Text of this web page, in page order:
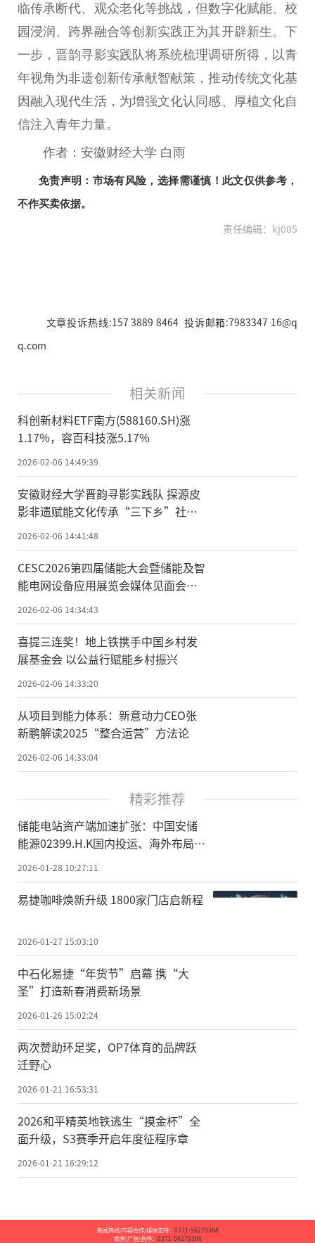
临传承断代、观众老化等挑战，但数字化赋能、校
园浸润、跨界融合等创新实践正为其开辟新生。下
一步，晋韵寻影实践队将系统梳理调研所得，以青
年视角为非遗创新传承献智献策，推动传统文化基
因融入现代生活，为增强文化认同感、厚植文化自
信注入青年力量。
作者：安徽财经大学 白雨
免责声明：市场有风险，选择需谨慎！此文仅供参考，
不作买卖依据。
责任编辑：kj005
文章投诉热线:157 3889 8464 投诉邮箱:7983347 16@q
q.com
相关新闻
科创新材料ETF南方(588160.SH)涨
1.17%，容百科技涨5.17%
2026-02-06 14:49:39
安徽财经大学晋韵寻影实践队 探源皮
影非遗赋能文化传承“三下乡”社会
实践
2026-02-06 14:41:48
CESC2026第四届储能大会暨储能及智
能电网设备应用展览会媒体见面会在
京举行
2026-02-06 14:34:43
喜提三连奖！地上铁携手中国乡村发
展基金会 以公益行赋能乡村振兴
2026-02-06 14:33:20
从项目到能力体系：新意动力CEO张
新鹏解读2025“整合运营”方法论
2026-02-06 14:33:04
精彩推荐
储能电站资产端加速扩张：中国安储
能源02399.H.K国内投运、海外布局同
步推进
2026-01-28 10:27:11
易捷咖啡焕新升级 1800家门店启新程
2026-01-27 15:03:10
中石化易捷“年货节”启幕 携“大
圣”打造新春消费新场景
2026-01-26 15:02:24
两次赞助环足奖，OP7体育的品牌跃
迁野心
2026-01-21 16:53:31
2026和平精英地铁逃生“摸金杯”全
面升级，S3赛季开启年度征程序章
2026-01-21 16:29:12
新闻热线/内容合作/媒体支持： 0371-56279388
商务(广告)合作： 0371-56279366